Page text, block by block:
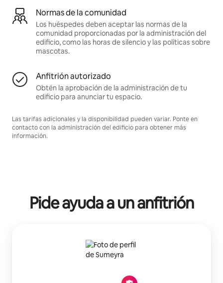
Normas de la comunidad
Los huéspedes deben aceptar las normas de la
comunidad proporcionadas por la administración del
edificio, como las horas de silencio y las políticas sobre
mascotas.
Anfitrión autorizado
Obtén la aprobación de la administración de tu
edificio para anunciar tu espacio.
Las tarifas adicionales y la disponibilidad pueden variar. Ponte en
contacto con la administración del edificio para obtener más
información.
Pide ayuda a un anfitrión